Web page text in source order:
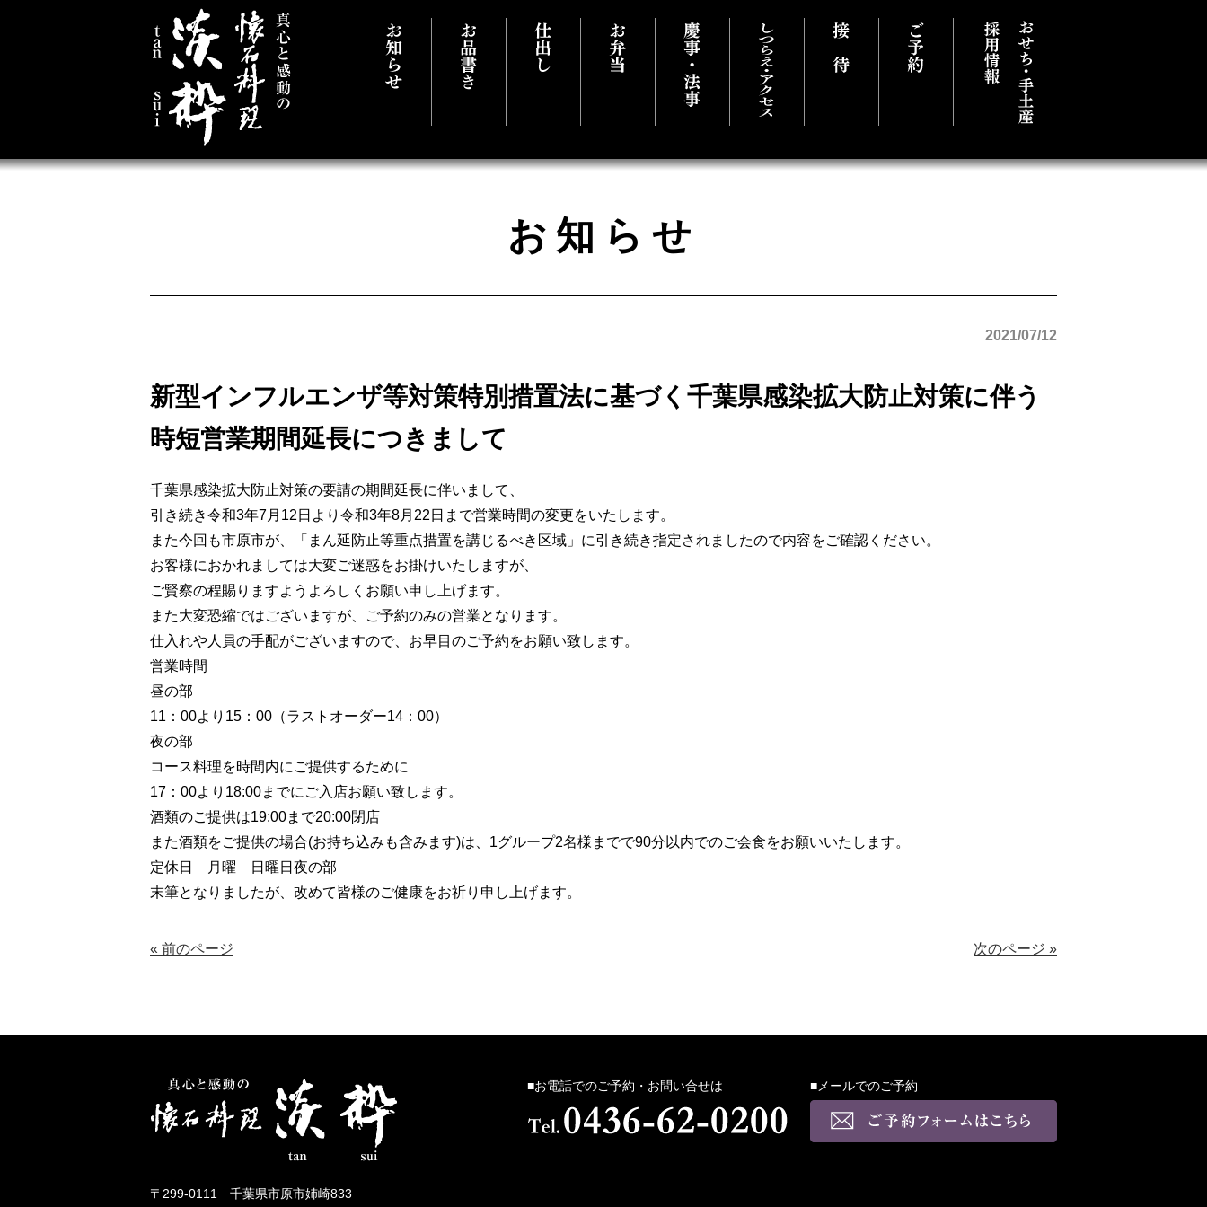
真心と感動の懐石料理 千葉県市原市にある淡粋
お知らせ
2021/07/12
新型インフルエンザ等対策特別措置法に基づく千葉県感染拡大防止対策に伴う
時短営業期間延長につきまして
千葉県感染拡大防止対策の要請の期間延長に伴いまして、
引き続き令和3年7月12日より令和3年8月22日まで営業時間の変更をいたします。
また今回も市原市が、「まん延防止等重点措置を講じるべき区域」に引き続き指定されましたので内容をご確認ください。
お客様におかれましては大変ご迷惑をお掛けいたしますが、
ご賢察の程賜りますようよろしくお願い申し上げます。
また大変恐縮ではございますが、ご予約のみの営業となります。
仕入れや人員の手配がございますので、お早目のご予約をお願い致します。
営業時間
昼の部
11：00より15：00（ラストオーダー14：00）
夜の部
コース料理を時間内にご提供するために
17：00より18:00までにご入店お願い致します。
酒類のご提供は19:00まで20:00閉店
また酒類をご提供の場合(お持ち込みも含みます)は、1グループ2名様までで90分以内でのご会食をお願いいたします。
定休日 月曜 日曜日夜の部
末筆となりましたが、改めて皆様のご健康をお祈り申し上げます。
« 前のページ 次のページ »
〒299-0111 千葉県市原市姉崎833
■お電話でのご予約・お問い合せは ■メールでのご予約